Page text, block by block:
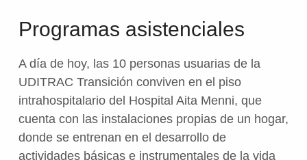
Programas asistenciales
A día de hoy, las 10 personas usuarias de la
UDITRAC Transición conviven en el piso
intrahospitalario del Hospital Aita Menni, que
cuenta con las instalaciones propias de un hogar,
donde se entrenan en el desarrollo de
actividades básicas e instrumentales de la vida